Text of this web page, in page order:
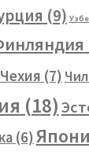
(9)
Чехия (7)
(18)
(6)